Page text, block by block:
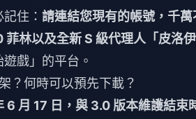
住： 請連結您現有的帳號，千
菲林以及全新 S 級代理人「皮洛
戲」的平台。
？何時可以預先下載？
月 17 日，與 3.0 版本維護結束